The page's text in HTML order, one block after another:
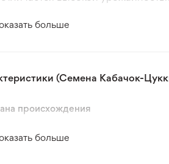
беловато-желтая, сочная,
цукини Зебра - один из самых
больше
(Семена Кабачок-
происхождения
больше